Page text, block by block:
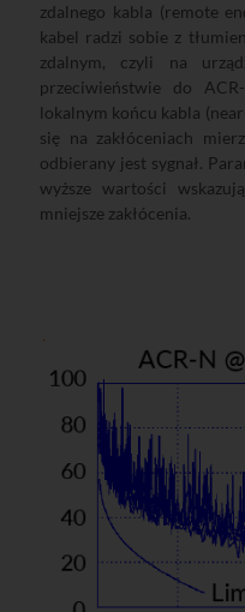
zdalnego kabla (remote
kabel radzi sobie z
zdalnym, czyli na
przeciwieństwie do
lokalnym końcu kabla
się na zakłóceniach
odbierany jest sygnał.
wyższe wartości
mniejsze zakłócenia.